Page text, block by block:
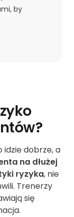
by
idzie dobrze, a
na dłużej
ryzyka, nie
Trenerzy
się